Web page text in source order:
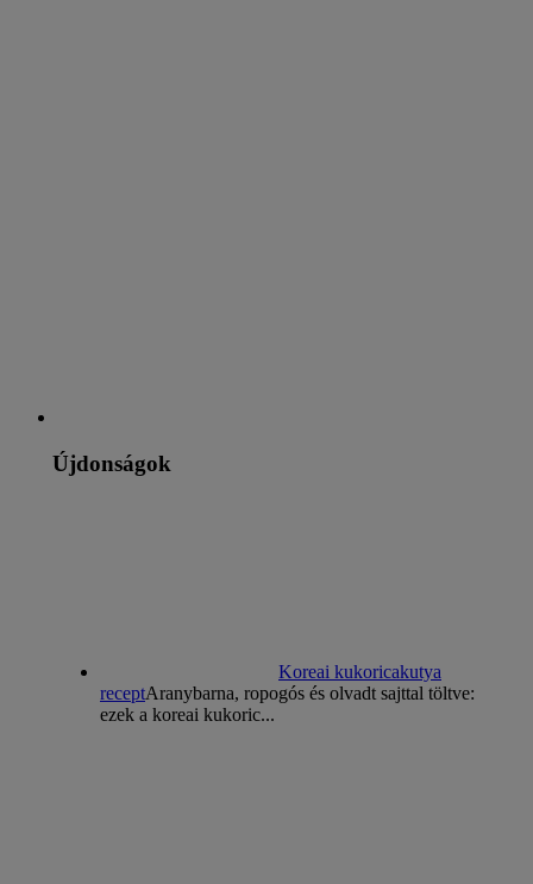
Újdonságok
Koreai kukoricakutya
receptAranybarna, ropogós és olvadt sajttal töltve:
ezek a koreai kukoric...